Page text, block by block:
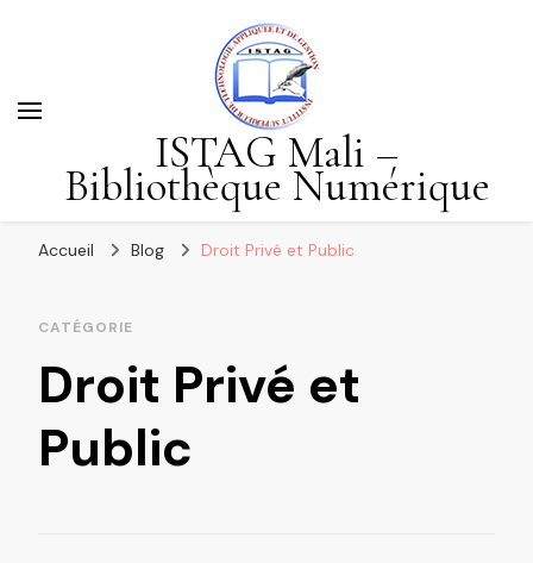
ISTAG Mali –
Bibliothèque Numérique
Accueil Blog Droit Privé et Public
CATÉGORIE
Droit Privé et
Public